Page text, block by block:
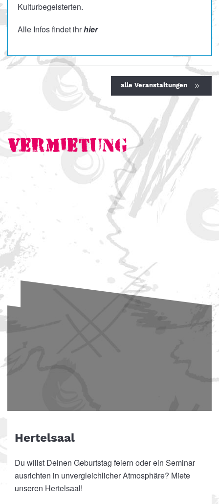
Kulturbegeisterten.
Alle Infos findet ihrhier
alle Veranstaltungen
Vermietung
Hertelsaal
Du willst Deinen Geburtstag feiern oder ein Seminar
ausrichten in unvergleichlicher Atmosphäre? Miete
unseren Hertelsaal!